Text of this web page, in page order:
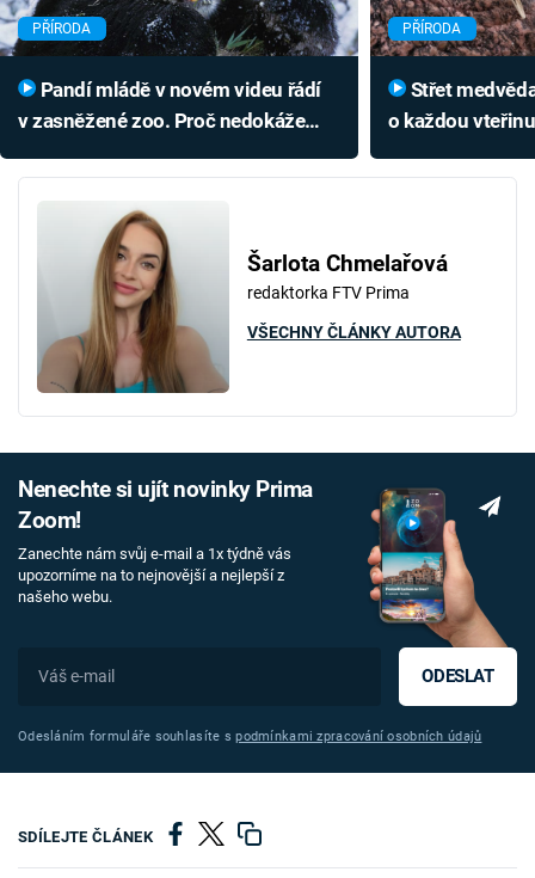
PŘÍRODA
v zasněžené zoo. Proč nedokáže
PŘÍRODA
o každou
Šarlota Chmelařová
redaktorka FTV Prima
VŠECHNY ČLÁNKY AUTORA
Nenechte si ujít novinky Prima
Zoom!
Zanechte nám svůj e-mail a 1x týdně vás
upozorníme na to nejnovější a nejlepší z
našeho webu.
ODESLAT
Odesláním formuláře souhlasíte spodmínkami zpracování osobních údajů
SDÍLEJTE ČLÁNEK